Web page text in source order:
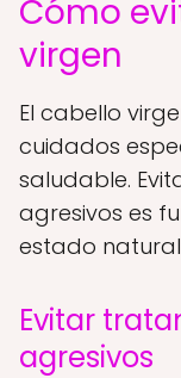
Cómo
virgen
El cabello
cuidados
saludable.
agresivos es
estado
Evitar
agresivos